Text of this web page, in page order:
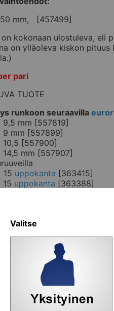
mm, [457499]
kokonaan ulostuleva, eli
on ylläoleva kiskon pituus
pari
TUOTE
runkoon seuraavilla
mm [557819]
mm [557899]
[557900]
mm [557907]
uppokanta [363415]
uppokanta [363388]
(poistuva tuote) [457499]
ryhmän tuotteet
Valitse